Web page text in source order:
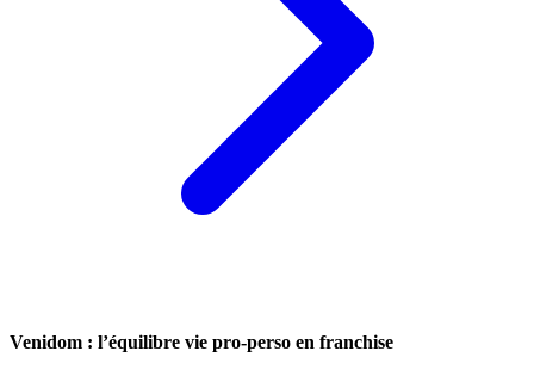
Venidom : l’équilibre vie pro-perso en franchise